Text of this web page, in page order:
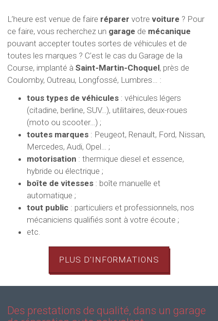
L’heure est venue de faire réparer votre voiture ? Pour
ce faire, vous recherchez un garage de mécanique
pouvant accepter toutes sortes de véhicules et de
toutes les marques ? C’est le cas du Garage de la
Course, implanté à Saint-Martin-Choquel, près de
Coulomby, Outreau, Longfossé, Lumbres… :
tous types de véhicules : véhicules légers
(citadine, berline, SUV…), utilitaires, deux-roues
(moto ou scooter…) ;
toutes marques : Peugeot, Renault, Ford, Nissan,
Mercedes, Audi, Opel… ;
motorisation : thermique diesel et essence,
hybride ou électrique ;
boîte de vitesses : boîte manuelle et
automatique ;
tout public : particuliers et professionnels, nos
mécaniciens qualifiés sont à votre écoute ;
etc.
PLUS D'INFORMATIONS
Des prestations de qualité, dans un garage